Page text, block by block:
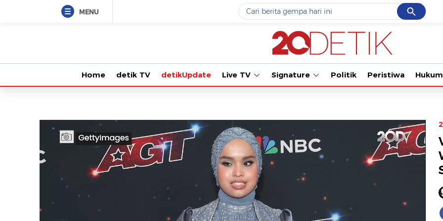
MENU Cancel
Yang sedang ramai dicari
data live draw sgp
#3kebakaran
#5gempa hari ini
Promoted
Terakhir yang dicari
Loading...
Tonton
Home detik TV detikUpdate Live TV Signature Politik Peristiwa Hukum